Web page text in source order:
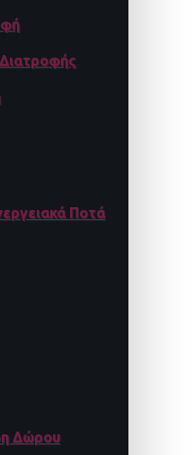
Ποτά
Δώρου